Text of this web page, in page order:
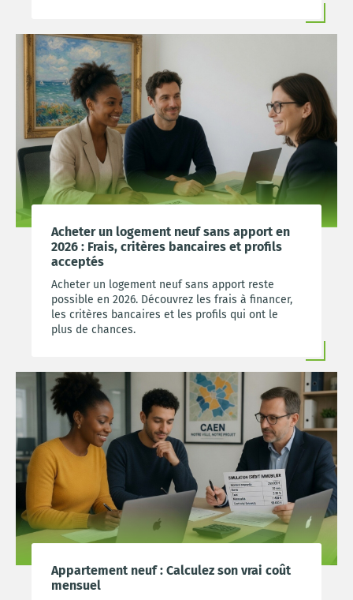
Acheter un logement neuf sans apport en
2026 : Frais, critères bancaires et profils
acceptés
Acheter un logement neuf sans apport reste
possible en 2026. Découvrez les frais à financer,
les critères bancaires et les profils qui ont le
plus de chances.
Appartement neuf : Calculez son vrai coût
mensuel